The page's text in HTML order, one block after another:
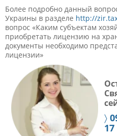
Более подробно данный
Украины в разделе http://
вопрос «Каким субъектам
приобретать лицензию на
документы необходимо
лицензии»
〉
17